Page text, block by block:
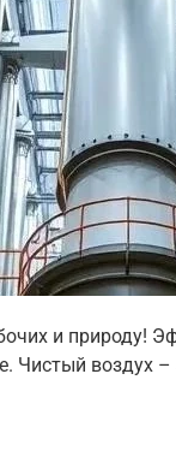
и природу!
Чистый воздух –